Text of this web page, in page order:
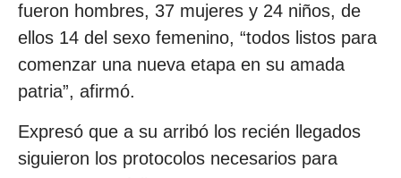
fueron hombres, 37 mujeres y 24 niños, de
ellos 14 del sexo femenino, “todos listos para
comenzar una nueva etapa en su amada
patria”, afirmó.
Expresó que a su arribó los recién llegados
siguieron los protocolos necesarios para